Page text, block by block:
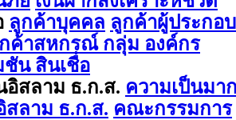
ลูกค้าบุคคล ลูกค้าผู้ประกอบ
ค้าสหกรณ์ กลุ่ม องค์กร
ชัน สินเชื่อ
อิสลาม ธ.ก.ส. ความเป็นมา
สลาม ธ.ก.ส. คณะกรรมการ